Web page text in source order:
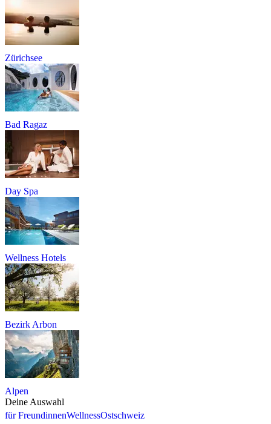
Zürichsee
Bad Ragaz
Day Spa
Wellness Hotels
Bezirk Arbon
Alpen
Deine Auswahl
für FreundinnenWellnessOstschweiz